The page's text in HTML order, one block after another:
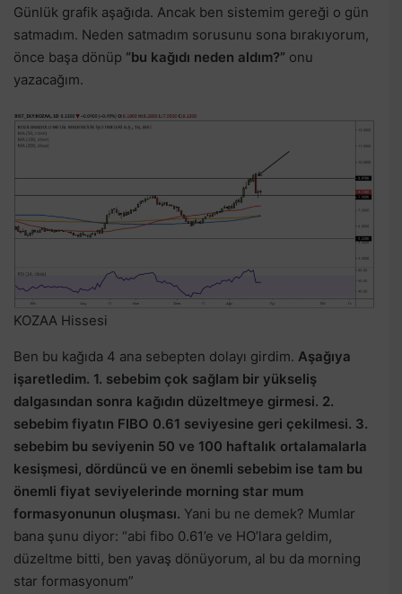
Günlük grafik aşağıda. Ancak ben sistemim gereği o gün
satmadım. Neden satmadım sorusunu sona bırakıyorum,
önce başa dönüp “bu kağıdı neden aldım?” onu
yazacağım.
KOZAA Hissesi
Ben bu kağıda 4 ana sebepten dolayı girdim. Aşağıya
işaretledim. 1. sebebim çok sağlam bir yükseliş
dalgasından sonra kağıdın düzeltmeye girmesi. 2.
sebebim fiyatın FIBO 0.61 seviyesine geri çekilmesi. 3.
sebebim bu seviyenin 50 ve 100 haftalık ortalamalarla
kesişmesi, dördüncü ve en önemli sebebim ise tam bu
önemli fiyat seviyelerinde morning star mum
formasyonunun oluşması. Yani bu ne demek? Mumlar
bana şunu diyor: “abi fibo 0.61’e ve HO’lara geldim,
düzeltme bitti, ben yavaş dönüyorum, al bu da morning
star formasyonum”